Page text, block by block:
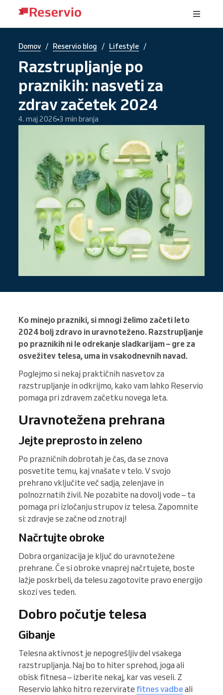
Domov / Reservio blog / Lifestyle /
Razstrupljanje po
praznikih: nasveti za
zdrav začetek 2024
4. maj 2026 3 min branja
Ko minejo prazniki, si mnogi želimo začeti leto
2024 bolj zdravo in uravnoteženo. Razstrupljanje
po praznikih ni le odrekanje sladkarijam – gre za
osvežitev telesa, uma in vsakodnevnih navad.
Poglejmo si nekaj praktičnih nasvetov za
razstrupljanje in odkrijmo, kako vam lahko Reservio
pomaga pri zdravem začetku novega leta.
Uravnotežena prehrana
Jejte preprosto in zeleno
Po prazničnih dobrotah je čas, da se znova
posvetite temu, kaj vnašate v telo. V svojo
prehrano vključite več sadja, zelenjave in
polnozrnatih živil. Ne pozabite na dovolj vode – ta
pomaga pri izločanju strupov iz telesa. Zapomnite
si: zdravje se začne od znotraj!
Načrtujte obroke
Dobra organizacija je ključ do uravnotežene
prehrane. Če si obroke vnaprej načrtujete, boste
lažje poskrbeli, da telesu zagotovite pravo energijo
skozi ves teden.
Dobro počutje telesa
Gibanje
Telesna aktivnost je nepogrešljiv del vsakega
razstrupljanja. Naj bo to hiter sprehod, joga ali
obisk fitnesa – izberite nekaj, kar vas veseli. Z
Reservio lahko hitro rezervirate fitnes vadbe ali